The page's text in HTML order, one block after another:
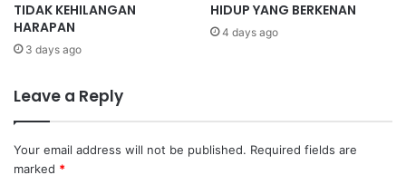
TIDAK KEHILANGAN
HARAPAN
3 days ago
HIDUP YANG BERKENAN
4 days ago
Leave a Reply
Your email address will not be published. Required fields are
marked *